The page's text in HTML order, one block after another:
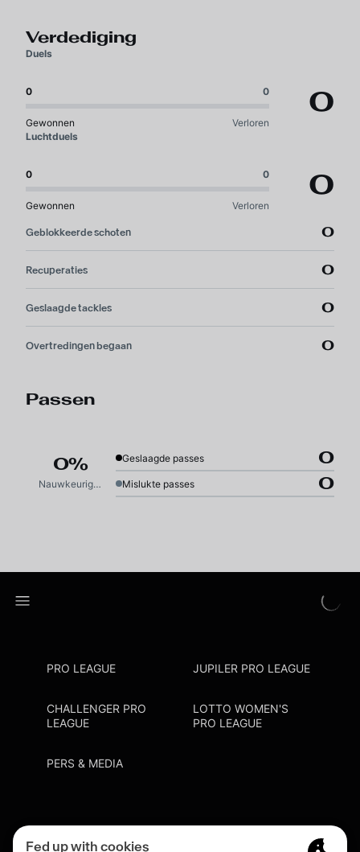
Verdediging
Duels
0 0
Gewonnen Verloren
0
Luchtduels
0 0
Gewonnen Verloren
0
Geblokkeerde schoten 0
Recuperaties 0
Geslaagde tackles 0
Overtredingen begaan 0
Passen
0%
Nauwkeurigheid
Geslaagde passes 0
Mislukte passes 0
PRO LEAGUE JUPILER PRO LEAGUE
CHALLENGER PRO
LEAGUE
LOTTO WOMEN'S
PRO LEAGUE
PERS & MEDIA